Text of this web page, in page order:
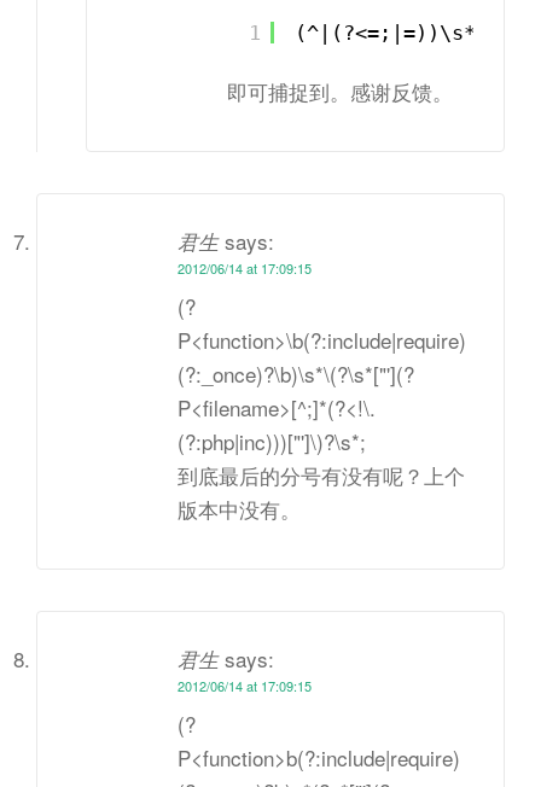
1
即可捕捉到。感谢反馈。
君生 says:
2012/06/14 at 17:09:15
(?
P<function>\b(?:include|require)
(?:_once)?\b)\s*\(?\s*["'](?
P<filename>[^;]*(?<!\.
(?:php|inc)))["']\)?\s*;
到底最后的分号有没有呢？上个
版本中没有。
君生 says:
2012/06/14 at 17:09:15
(?
P<function>b(?:include|require)